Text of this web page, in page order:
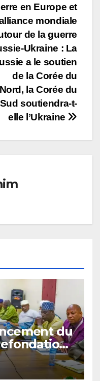
en Europe et
mondiale
de la guerre
Ukraine : La
a le soutien
de la Corée du
Nord, la Corée du
Sud soutiendra-t-
elle l’Ukraine
du